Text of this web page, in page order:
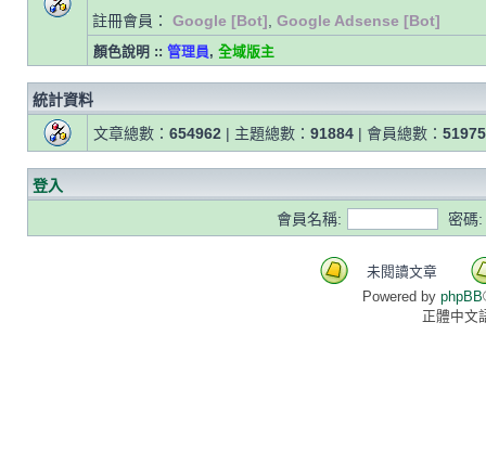
註冊會員： Google [Bot] Google Adsense [Bot]
顏色說明 :: 管理員, 全域版主
統計資料
文章總數： 654962 | 主題總數： 91884 | 會員總數： 51975
登入
會員名稱:
密碼:
未閱讀文章
Powered by phpBB
正體中文